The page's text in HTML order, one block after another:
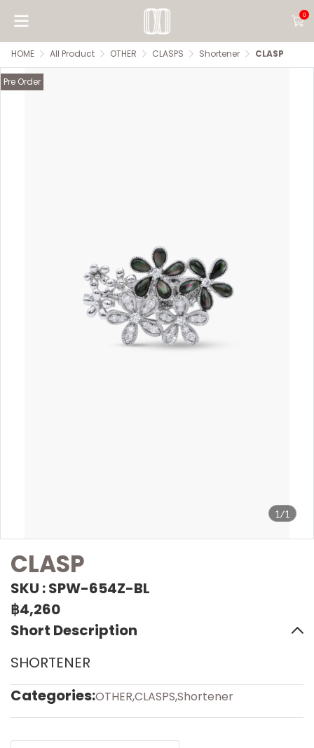
0
HOME All Product OTHER CLASPS Shortener CLASP
1/1
Pre Order
CLASP
SKU : SPW-654Z-BL
฿4,260
Short Description
SHORTENER
Categories:OTHER,CLASPS,Shortener